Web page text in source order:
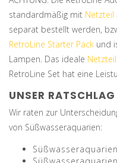
standardmäßig mit Netzteil
separat bestellt werden,
RetroLine Starter Pack und
Lampen. Das ideale Netzteil
RetroLine Set hat eine
UNSER RATSCHLAG
Wir raten zur
von Süßwasseraquarien: